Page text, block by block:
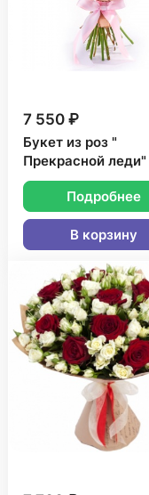
7 550 ₽
Букет из роз "
Прекрасной леди"
Подробнее
В корзину